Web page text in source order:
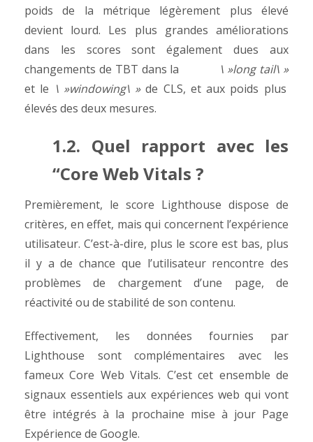
poids de la métrique légèrement plus élevé
devient lourd. Les plus grandes améliorations
dans les scores sont également dues aux
changements de TBT dans la
\ »long tail\ »
et le \ »windowing\ »de CLS, et aux poids plus
élevés des deux mesures.
1.2. Quel rapport avec les
“Core Web Vitals ?
Premièrement, le score Lighthouse dispose de
critères, en effet, mais qui concernent l’expérience
utilisateur. C’est-à-dire, plus le score est bas, plus
il y a de chance que l’utilisateur rencontre des
problèmes de chargement d’une page, de
réactivité ou de stabilité de son contenu.
Effectivement, les données fournies par
Lighthouse sont complémentaires avec les
fameuxCore Web Vitals. C’est cet ensemble de
signaux essentiels aux expériences web qui vont
être intégrés à la prochaine mise à jour Page
Expérience de Google.